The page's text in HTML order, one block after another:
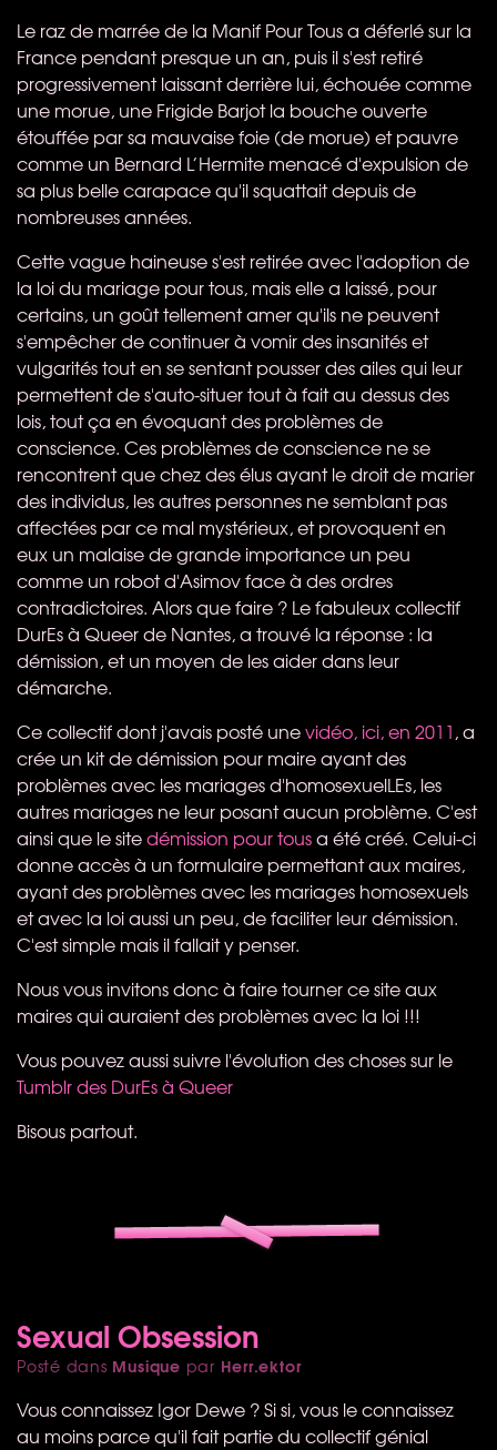
Le raz de marrée de la Manif Pour Tous a déferlé sur la
France pendant presque un an, puis il s'est retiré
progressivement laissant derrière lui, échouée comme
une morue, une Frigide Barjot la bouche ouverte
étouffée par sa mauvaise foie (de morue) et pauvre
comme un Bernard L’Hermite menacé d'expulsion de
sa plus belle carapace qu'il squattait depuis de
nombreuses années.
Cette vague haineuse s'est retirée avec l'adoption de
la loi du mariage pour tous, mais elle a laissé, pour
certains, un goût tellement amer qu'ils ne peuvent
s'empêcher de continuer à vomir des insanités et
vulgarités tout en se sentant pousser des ailes qui leur
permettent de s'auto-situer tout à fait au dessus des
lois, tout ça en évoquant des problèmes de
conscience. Ces problèmes de conscience ne se
rencontrent que chez des élus ayant le droit de marier
des individus, les autres personnes ne semblant pas
affectées par ce mal mystérieux, et provoquent en
eux un malaise de grande importance un peu
comme un robot d'Asimov face à des ordres
contradictoires. Alors que faire ? Le fabuleux collectif
DurEs à Queer de Nantes, a trouvé la réponse : la
démission, et un moyen de les aider dans leur
démarche.
Ce collectif dont j'avais posté unevidéo, ici, en 2011, a
crée un kit de démission pour maire ayant des
problèmes avec les mariages d'homosexuelLEs, les
autres mariages ne leur posant aucun problème. C'est
ainsi que le sitedémission pour tousa été créé. Celui-ci
donne accès à un formulaire permettant aux maires,
ayant des problèmes avec les mariages homosexuels
et avec la loi aussi un peu, de faciliter leur démission.
C'est simple mais il fallait y penser.
Nous vous invitons donc à faire tourner ce site aux
maires qui auraient des problèmes avec la loi !!!
Vous pouvez aussi suivre l'évolution des choses sur le
Tumblr des DurEs à Queer
Bisous partout.
Sexual Obsession
Posté dans Musique par Herr.ektor
Vous connaissez Igor Dewe ? Si si, vous le connaissez
au moins parce qu'il fait partie du collectif génial